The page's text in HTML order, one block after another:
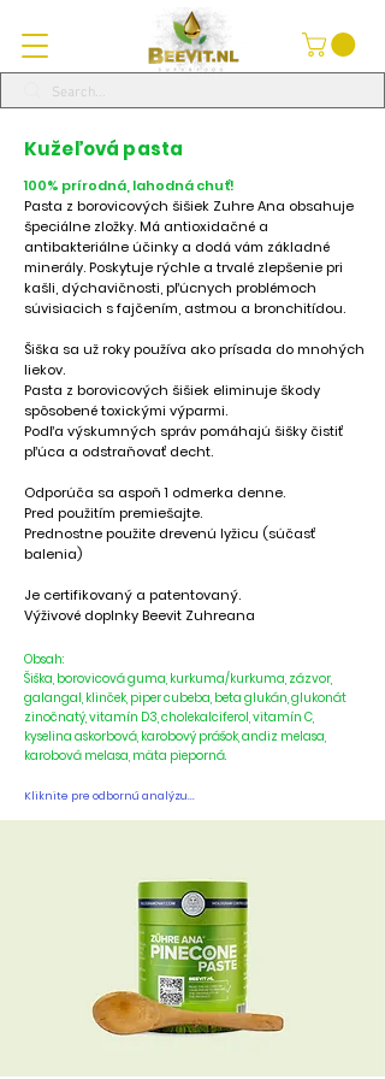
Kužeľová pasta
100% prírodná, lahodná chuť!
Pasta z borovicových šišiek Zuhre Ana obsahuje
špeciálne zložky. Má antioxidačné a
antibakteriálne účinky a dodá vám základné
minerály. Poskytuje rýchle a trvalé zlepšenie pri
kašli, dýchavičnosti, pľúcnych problémoch
súvisiacich s fajčením, astmou a bronchitídou.
Šiška sa už roky používa ako prísada do mnohých
liekov.
Pasta z borovicových šišiek eliminuje škody
spôsobené toxickými výparmi.
Podľa výskumných správ pomáhajú šišky čistiť
pľúca a odstraňovať decht.
Odporúča sa aspoň 1 odmerka denne.
Pred použitím premiešajte.
Prednostne použite drevenú lyžicu (súčasť
balenia)
Je certifikovaný a patentovaný.
Výživové doplnky Beevit Zuhreana
Obsah:
Šiška, borovicová guma, kurkuma/kurkuma, zázvor,
galangal, klinček, piper cubeba, beta glukán, glukonát
zinočnatý, vitamín D3, cholekalciferol, vitamín C,
kyselina askorbová, karobový prášok, andiz melasa,
karobová melasa, mäta pieporná.
Kliknite pre odbornú analýzu...